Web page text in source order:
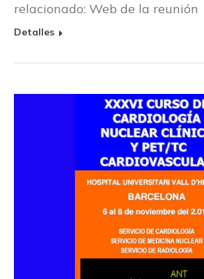
relacionado: Web de la reunión
Detalles